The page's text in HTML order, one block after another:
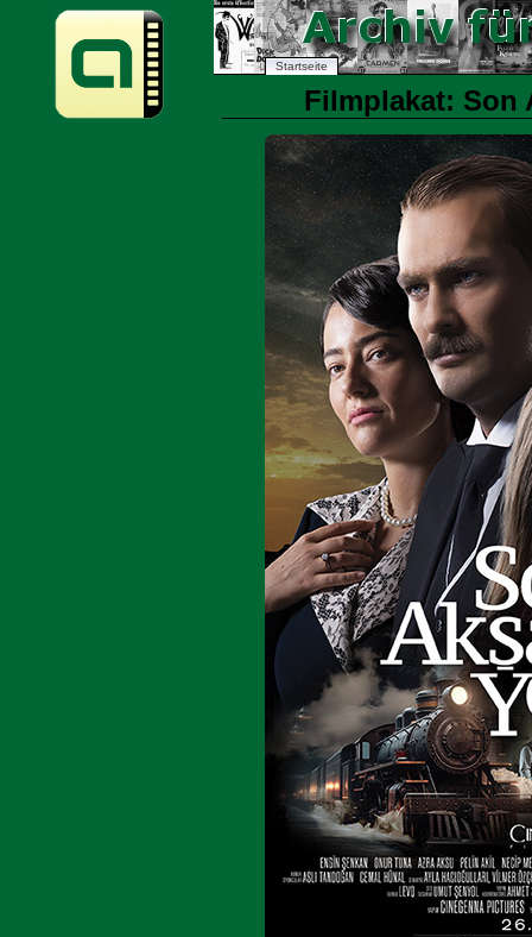
Startseite
Filmplakat: Son